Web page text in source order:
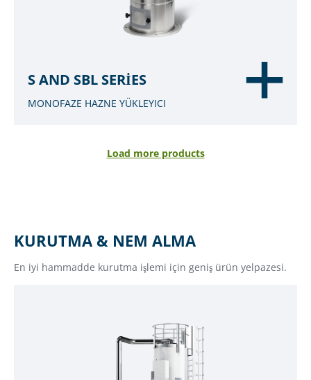
S AND SBL SERIES
MONOFAZE HAZNE YÜKLEYICI
Load more products
KURUTMA & NEM ALMA
En iyi hammadde kurutma işlemi için geniş ürün yelpazesi.